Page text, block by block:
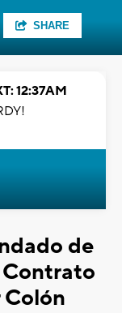
SHARE
12:37AM
de
Colón